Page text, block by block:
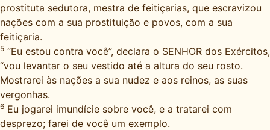
prostituta sedutora, mestra de feitiçarias, que escravizou
nações com a sua prostituição e povos, com a sua
feitiçaria.
5 “Eu estou contra você”, declara o SENHOR dos Exércitos,
“vou levantar o seu vestido até a altura do seu rosto.
Mostrarei às nações a sua nudez e aos reinos, as suas
vergonhas.
6 Eu jogarei imundície sobre você, e a tratarei com
desprezo; farei de você um exemplo.